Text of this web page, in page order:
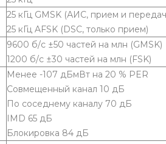
25 кГц GMSK (АИС, прием и
25 кГц AFSK (DSC, только прием)
9600 б/с ±50 частей на млн (GMSK)
1200 б/с ±30 частей на млн (FSK)
Менее -107 дБмВт на 20 % PER
Совмещенный канал 10 дБ
По соседнему каналу 70 дБ
IMD 65 дБ
Блокировка 84 дБ